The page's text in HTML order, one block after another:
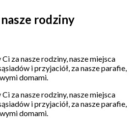
rodziny
za nasze rodziny, nasze miejsca
i przyjaciół, za nasze parafie,
domami.
za nasze rodziny, nasze miejsca
i przyjaciół, za nasze parafie,
domami.